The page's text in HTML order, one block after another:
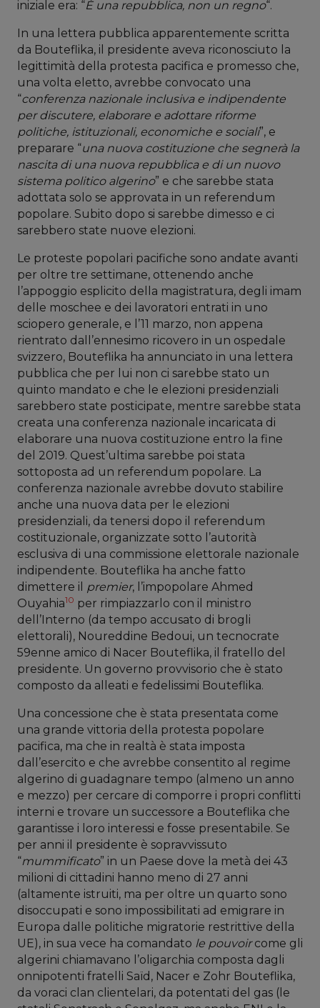
iniziale era: “È una repubblica, non un regno“.
In una lettera pubblica apparentemente scritta
da Bouteflika, il presidente aveva riconosciuto la
legittimità della protesta pacifica e promesso che,
una volta eletto, avrebbe convocato una
“conferenza nazionale inclusiva e indipendente
per discutere, elaborare e adottare riforme
politiche, istituzionali, economiche e sociali”, e
preparare “una nuova costituzione che segnerà la
nascita di una nuova repubblica e di un nuovo
sistema politico algerino” e che sarebbe stata
adottata solo se approvata in un referendum
popolare. Subito dopo si sarebbe dimesso e ci
sarebbero state nuove elezioni.
Le proteste popolari pacifiche sono andate avanti
per oltre tre settimane, ottenendo anche
l’appoggio esplicito della magistratura, degli imam
delle moschee e dei lavoratori entrati in uno
sciopero generale, e l’11 marzo, non appena
rientrato dall’ennesimo ricovero in un ospedale
svizzero, Bouteflika ha annunciato in una lettera
pubblica che per lui non ci sarebbe stato un
quinto mandato e che le elezioni presidenziali
sarebbero state posticipate, mentre sarebbe stata
creata una conferenza nazionale incaricata di
elaborare una nuova costituzione entro la fine
del 2019. Quest’ultima sarebbe poi stata
sottoposta ad un referendum popolare. La
conferenza nazionale avrebbe dovuto stabilire
anche una nuova data per le elezioni
presidenziali, da tenersi dopo il referendum
costituzionale, organizzate sotto l’autorità
esclusiva di una commissione elettorale nazionale
indipendente. Bouteflika ha anche fatto
dimettere il premier, l’impopolare Ahmed
Ouyahia10 per rimpiazzarlo con il ministro
dell’Interno (da tempo accusato di brogli
elettorali), Noureddine Bedoui, un tecnocrate
59enne amico di Nacer Bouteflika, il fratello del
presidente. Un governo provvisorio che è stato
composto da alleati e fedelissimi Bouteflika.
Una concessione che è stata presentata come
una grande vittoria della protesta popolare
pacifica, ma che in realtà è stata imposta
dall’esercito e che avrebbe consentito al regime
algerino di guadagnare tempo (almeno un anno
e mezzo) per cercare di comporre i propri conflitti
interni e trovare un successore a Bouteflika che
garantisse i loro interessi e fosse presentabile. Se
per anni il presidente è sopravvissuto
“mummificato” in un Paese dove la metà dei 43
milioni di cittadini hanno meno di 27 anni
(altamente istruiti, ma per oltre un quarto sono
disoccupati e sono impossibilitati ad emigrare in
Europa dalle politiche migratorie restrittive della
UE), in sua vece ha comandato le pouvoircome gli
algerini chiamavano l’oligarchia composta dagli
onnipotenti fratelli Saïd, Nacer e Zohr Bouteflika,
da voraci clan clientelari, da potentati del gas (le